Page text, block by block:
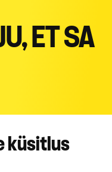
ET SA
küsitlus